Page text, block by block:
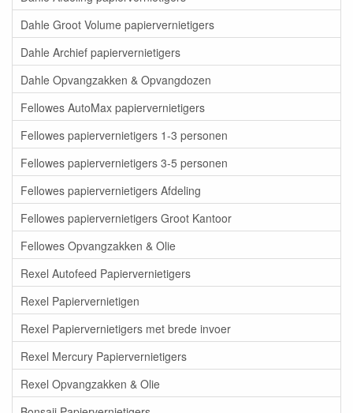
Dahle Groot Volume papiervernietigers
Dahle Archief papiervernietigers
Dahle Opvangzakken & Opvangdozen
Fellowes AutoMax papiervernietigers
Fellowes papiervernietigers 1-3 personen
Fellowes papiervernietigers 3-5 personen
Fellowes papiervernietigers Afdeling
Fellowes papiervernietigers Groot Kantoor
Fellowes Opvangzakken & Olie
Rexel Autofeed Papiervernietigers
Rexel Papiervernietigen
Rexel Papiervernietigers met brede invoer
Rexel Mercury Papiervernietigers
Rexel Opvangzakken & Olie